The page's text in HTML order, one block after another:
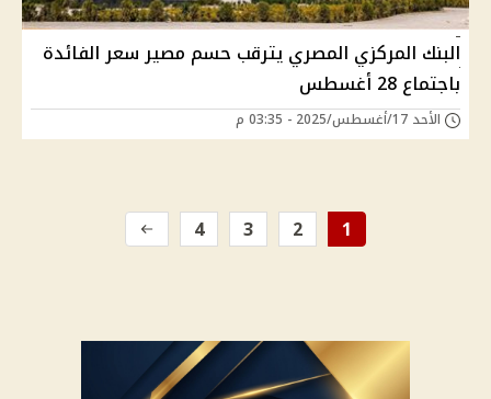
البنك المركزي المصري يترقب حسم مصير سعر الفائدة
باجتماع 28 أغسطس
الأحد 17/أغسطس/2025 - 03:35 م
1
2
3
4